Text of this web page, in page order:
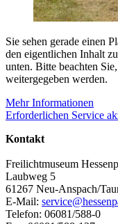
Sie sehen gerade einen
den eigentlichen Inhalt
unten. Bitte beachten
weitergegeben werden.
Mehr Informationen
Erforderlichen Service
Kontakt
Freilichtmuseum
Laubweg 5
61267 Neu-Anspach/
E-Mail:
Telefon: 06081/588-0